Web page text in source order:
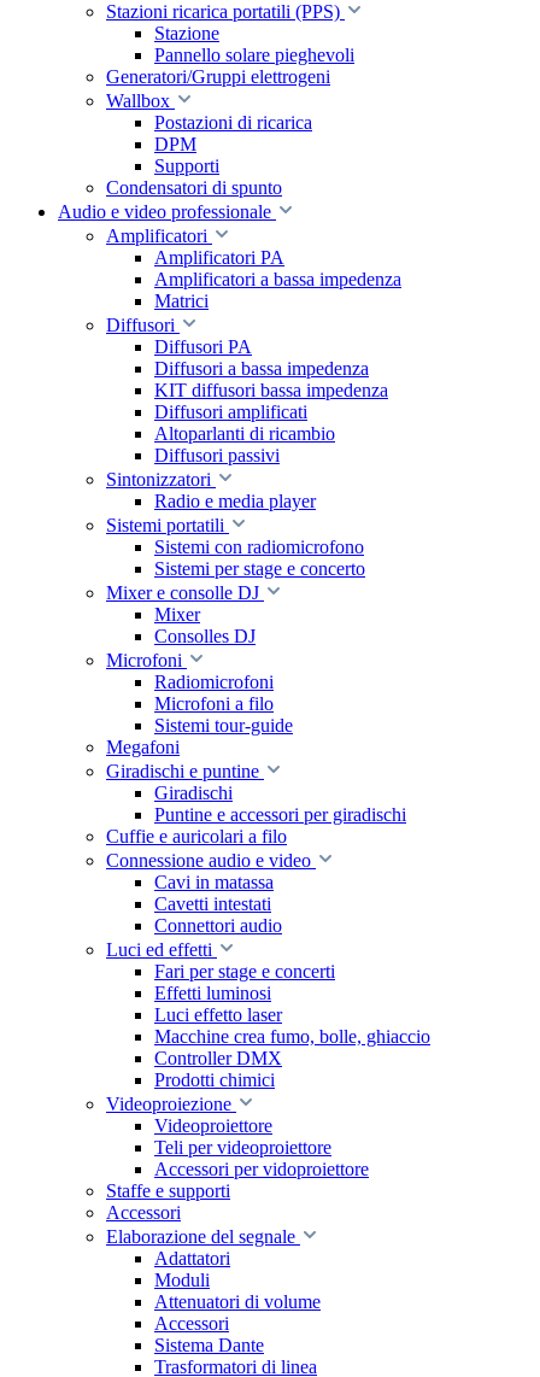
Stazioni ricarica portatili (PPS)
Stazione
Pannello solare pieghevoli
Generatori/Gruppi elettrogeni
Wallbox
Postazioni di ricarica
DPM
Supporti
Condensatori di spunto
Audio e video professionale
Amplificatori
Amplificatori PA
Amplificatori a bassa impedenza
Matrici
Diffusori
Diffusori PA
Diffusori a bassa impedenza
KIT diffusori bassa impedenza
Diffusori amplificati
Altoparlanti di ricambio
Diffusori passivi
Sintonizzatori
Radio e media player
Sistemi portatili
Sistemi con radiomicrofono
Sistemi per stage e concerto
Mixer e consolle DJ
Mixer
Consolles DJ
Microfoni
Radiomicrofoni
Microfoni a filo
Sistemi tour-guide
Megafoni
Giradischi e puntine
Giradischi
Puntine e accessori per giradischi
Cuffie e auricolari a filo
Connessione audio e video
Cavi in matassa
Cavetti intestati
Connettori audio
Luci ed effetti
Fari per stage e concerti
Effetti luminosi
Luci effetto laser
Macchine crea fumo, bolle, ghiaccio
Controller DMX
Prodotti chimici
Videoproiezione
Videoproiettore
Teli per videoproiettore
Accessori per vidoproiettore
Staffe e supporti
Accessori
Elaborazione del segnale
Adattatori
Moduli
Attenuatori di volume
Accessori
Sistema Dante
Trasformatori di linea